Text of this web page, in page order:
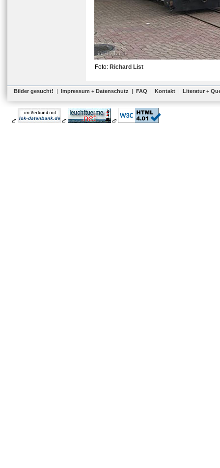
Foto: Richard List
Bilder gesucht! | Impressum + Datenschutz | FAQ | Kontakt | Literatur +